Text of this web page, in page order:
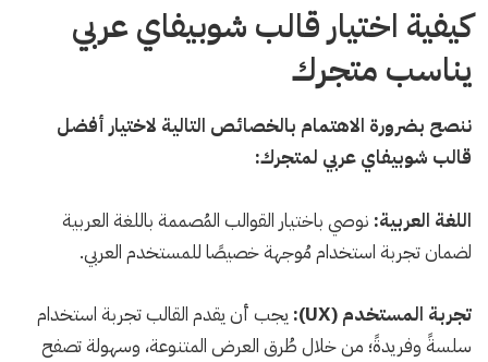
كيفية اختيار قالب شوبيفاي عربي
يناسب متجرك
ننصح بضرورة الاهتمام بالخصائص التالية لاختيار أفضل
قالب شوبيفاي عربي لمتجرك:
اللغة العربية: نوصي باختيار القوالب المُصممة باللغة العربية
لضمان تجربة استخدام مُوجهة خصيصًا للمستخدم العربي.
تجربة المستخدم (UX):
يجب أن يقدم القالب تجربة استخدام
سلسةً وفريدةً؛ من خلال طُرق العرض المتنوعة، وسهولة تصفح